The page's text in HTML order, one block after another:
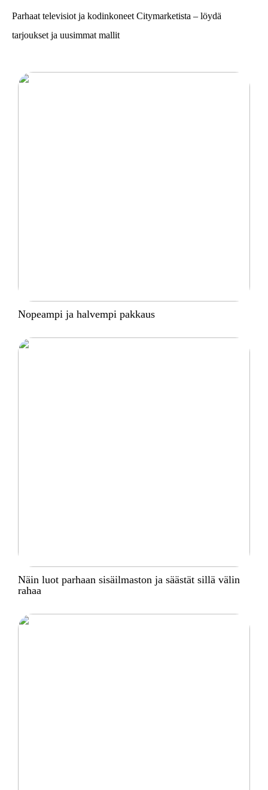
Parhaat televisiot ja kodinkoneet Citymarketista – löydä
tarjoukset ja uusimmat mallit
Nopeampi ja halvempi pakkaus
Näin luot parhaan sisäilmaston ja säästät sillä välin
rahaa